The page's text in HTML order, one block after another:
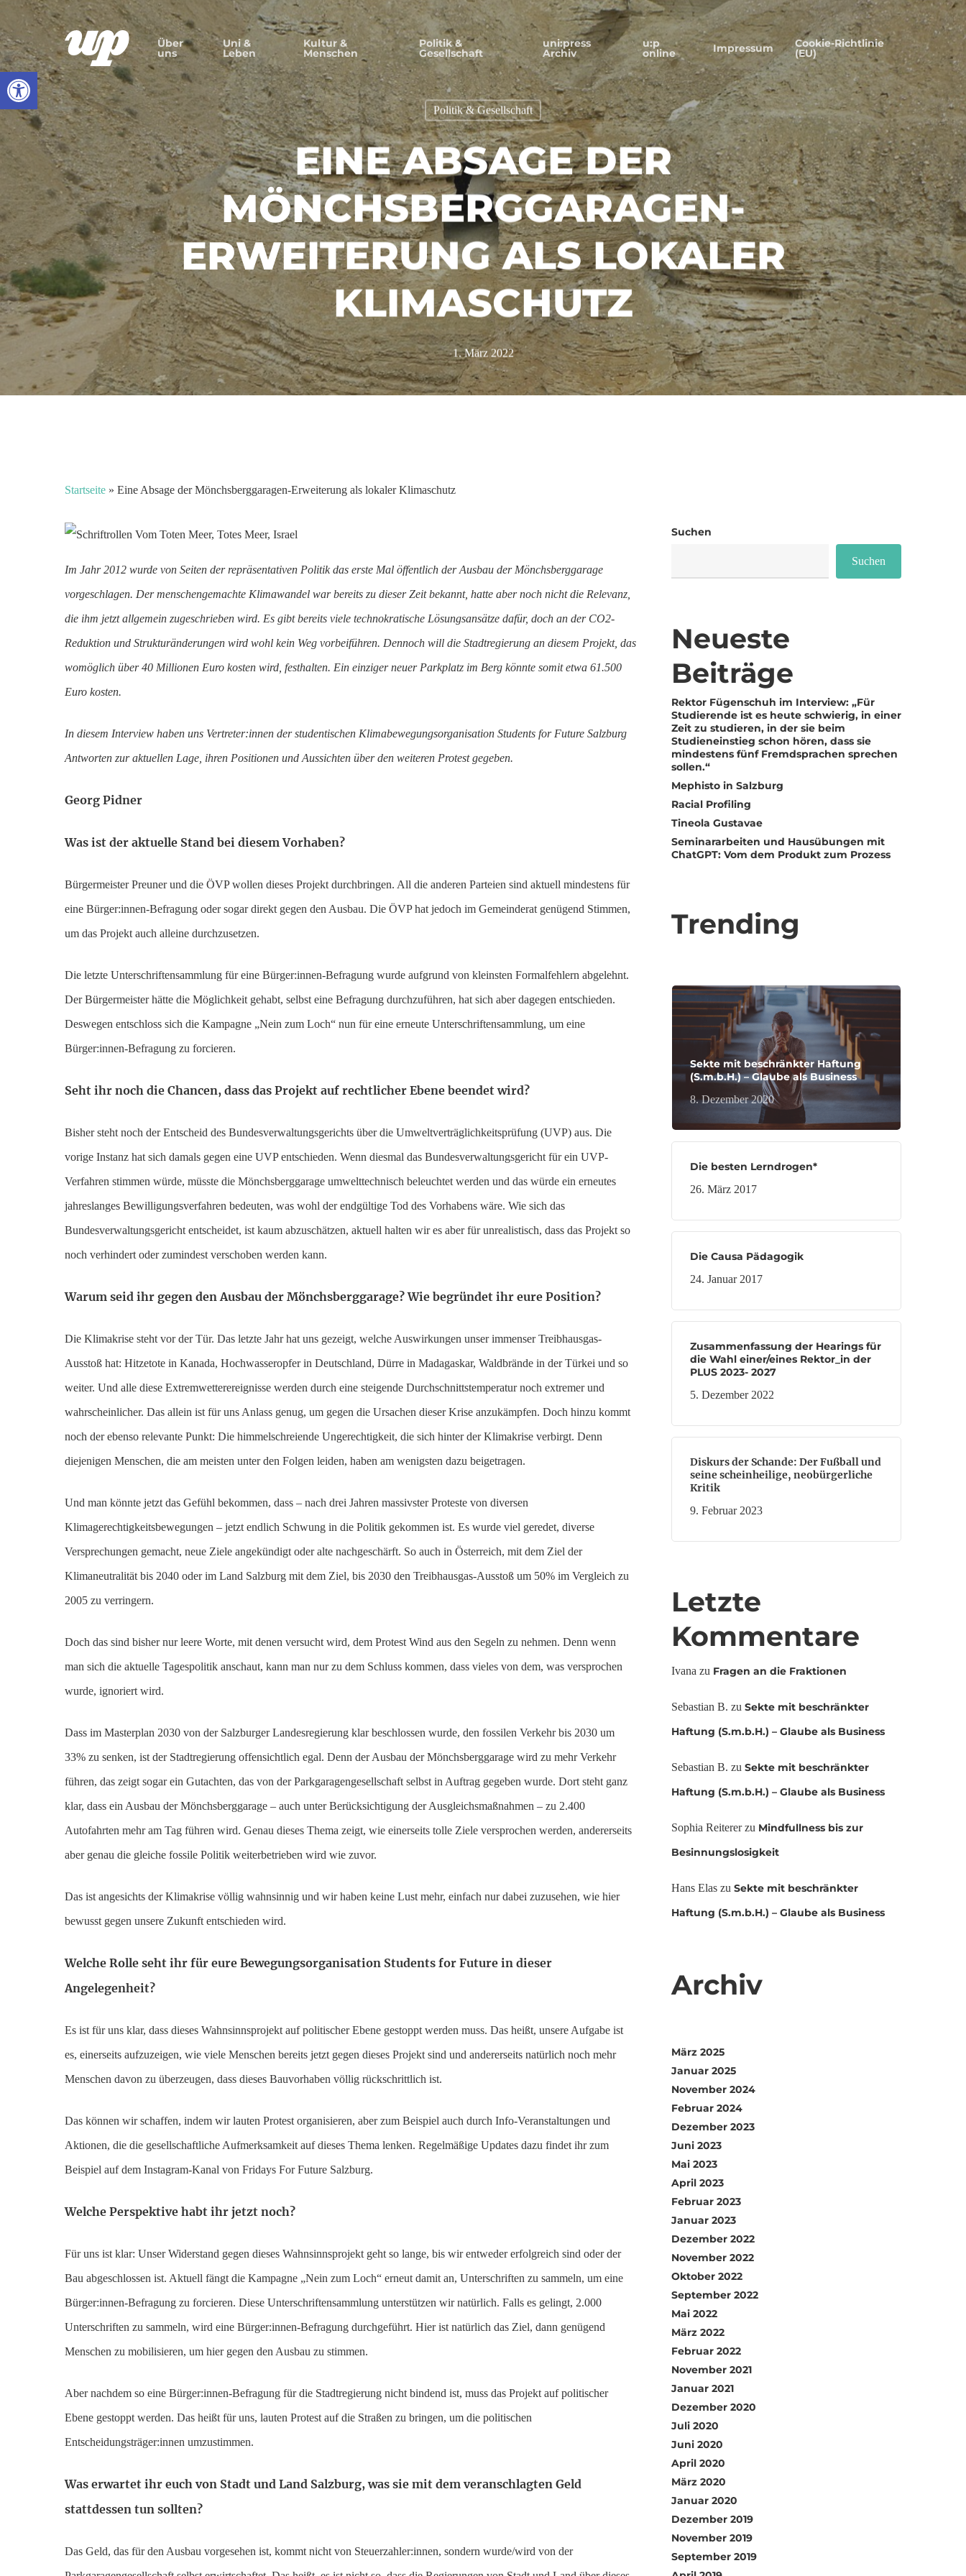
Werkzeugleiste öffnen
to
main
content
Über
uns
Uni &
Leben
Kultur &
Menschen
Politik &
Gesellschaft
uni:press
Archiv
u:p
online Impressum Cookie-Richtlinie
(EU)
Politik & Gesellschaft
EINE ABSAGE DER
MÖNCHSBERGGARAGEN-
ERWEITERUNG ALS LOKALER
KLIMASCHUTZ
1. März 2022
Startseite » Eine Absage der Mönchsberggaragen-Erweiterung als lokaler Klimaschutz
Im Jahr 2012 wurde von Seiten der repräsentativen Politik das erste Mal öffentlich der Ausbau der Mönchsberggarage
vorgeschlagen. Der menschengemachte Klimawandel war bereits zu dieser Zeit bekannt, hatte aber noch nicht die Relevanz,
die ihm jetzt allgemein zugeschrieben wird. Es gibt bereits viele technokratische Lösungsansätze dafür, doch an der CO2-
Reduktion und Strukturänderungen wird wohl kein Weg vorbeiführen. Dennoch will die Stadtregierung an diesem Projekt, das
womöglich über 40 Millionen Euro kosten wird, festhalten. Ein einziger neuer Parkplatz im Berg könnte somit etwa 61.500
Euro kosten.
In diesem Interview haben uns Vertreter:innen der studentischen Klimabewegungsorganisation Students for Future Salzburg
Antworten zur aktuellen Lage, ihren Positionen und Aussichten über den weiteren Protest gegeben.
Georg Pidner
Was ist der aktuelle Stand bei diesem Vorhaben?
Bürgermeister Preuner und die ÖVP wollen dieses Projekt durchbringen. All die anderen Parteien sind aktuell mindestens für
eine Bürger:innen-Befragung oder sogar direkt gegen den Ausbau. Die ÖVP hat jedoch im Gemeinderat genügend Stimmen,
um das Projekt auch alleine durchzusetzen.
Die letzte Unterschriftensammlung für eine Bürger:innen-Befragung wurde aufgrund von kleinsten Formalfehlern abgelehnt.
Der Bürgermeister hätte die Möglichkeit gehabt, selbst eine Befragung durchzuführen, hat sich aber dagegen entschieden.
Deswegen entschloss sich die Kampagne „Nein zum Loch“ nun für eine erneute Unterschriftensammlung, um eine
Bürger:innen-Befragung zu forcieren.
Seht ihr noch die Chancen, dass das Projekt auf rechtlicher Ebene beendet wird?
Bisher steht noch der Entscheid des Bundesverwaltungsgerichts über die Umweltverträglichkeitsprüfung (UVP) aus. Die
vorige Instanz hat sich damals gegen eine UVP entschieden. Wenn diesmal das Bundesverwaltungsgericht für ein UVP-
Verfahren stimmen würde, müsste die Mönchsberggarage umwelttechnisch beleuchtet werden und das würde ein erneutes
jahreslanges Bewilligungsverfahren bedeuten, was wohl der endgültige Tod des Vorhabens wäre. Wie sich das
Bundesverwaltungsgericht entscheidet, ist kaum abzuschätzen, aktuell halten wir es aber für unrealistisch, dass das Projekt so
noch verhindert oder zumindest verschoben werden kann.
Warum seid ihr gegen den Ausbau der Mönchsberggarage? Wie begründet ihr eure Position?
Die Klimakrise steht vor der Tür. Das letzte Jahr hat uns gezeigt, welche Auswirkungen unser immenser Treibhausgas-
Ausstoß hat: Hitzetote in Kanada, Hochwasseropfer in Deutschland, Dürre in Madagaskar, Waldbrände in der Türkei und so
weiter. Und alle diese Extremwetterereignisse werden durch eine steigende Durchschnittstemperatur noch extremer und
wahrscheinlicher. Das allein ist für uns Anlass genug, um gegen die Ursachen dieser Krise anzukämpfen. Doch hinzu kommt
noch der ebenso relevante Punkt: Die himmelschreiende Ungerechtigkeit, die sich hinter der Klimakrise verbirgt. Denn
diejenigen Menschen, die am meisten unter den Folgen leiden, haben am wenigsten dazu beigetragen.
Und man könnte jetzt das Gefühl bekommen, dass – nach drei Jahren massivster Proteste von diversen
Klimagerechtigkeitsbewegungen – jetzt endlich Schwung in die Politik gekommen ist. Es wurde viel geredet, diverse
Versprechungen gemacht, neue Ziele angekündigt oder alte nachgeschärft. So auch in Österreich, mit dem Ziel der
Klimaneutralität bis 2040 oder im Land Salzburg mit dem Ziel, bis 2030 den Treibhausgas-Ausstoß um 50% im Vergleich zu
2005 zu verringern.
Doch das sind bisher nur leere Worte, mit denen versucht wird, dem Protest Wind aus den Segeln zu nehmen. Denn wenn
man sich die aktuelle Tagespolitik anschaut, kann man nur zu dem Schluss kommen, dass vieles von dem, was versprochen
wurde, ignoriert wird.
Dass im Masterplan 2030 von der Salzburger Landesregierung klar beschlossen wurde, den fossilen Verkehr bis 2030 um
33% zu senken, ist der Stadtregierung offensichtlich egal. Denn der Ausbau der Mönchsberggarage wird zu mehr Verkehr
führen, das zeigt sogar ein Gutachten, das von der Parkgaragengesellschaft selbst in Auftrag gegeben wurde. Dort steht ganz
klar, dass ein Ausbau der Mönchsberggarage – auch unter Berücksichtigung der Ausgleichsmaßnahmen – zu 2.400
Autofahrten mehr am Tag führen wird. Genau dieses Thema zeigt, wie einerseits tolle Ziele versprochen werden, andererseits
aber genau die gleiche fossile Politik weiterbetrieben wird wie zuvor.
Das ist angesichts der Klimakrise völlig wahnsinnig und wir haben keine Lust mehr, einfach nur dabei zuzusehen, wie hier
bewusst gegen unsere Zukunft entschieden wird.
Welche Rolle seht ihr für eure Bewegungsorganisation Students for Future in dieser
Angelegenheit?
Es ist für uns klar, dass dieses Wahnsinnsprojekt auf politischer Ebene gestoppt werden muss. Das heißt, unsere Aufgabe ist
es, einerseits aufzuzeigen, wie viele Menschen bereits jetzt gegen dieses Projekt sind und andererseits natürlich noch mehr
Menschen davon zu überzeugen, dass dieses Bauvorhaben völlig rückschrittlich ist.
Das können wir schaffen, indem wir lauten Protest organisieren, aber zum Beispiel auch durch Info-Veranstaltungen und
Aktionen, die die gesellschaftliche Aufmerksamkeit auf dieses Thema lenken. Regelmäßige Updates dazu findet ihr zum
Beispiel auf dem Instagram-Kanal von Fridays For Future Salzburg.
Welche Perspektive habt ihr jetzt noch?
Für uns ist klar: Unser Widerstand gegen dieses Wahnsinnsprojekt geht so lange, bis wir entweder erfolgreich sind oder der
Bau abgeschlossen ist. Aktuell fängt die Kampagne „Nein zum Loch“ erneut damit an, Unterschriften zu sammeln, um eine
Bürger:innen-Befragung zu forcieren. Diese Unterschriftensammlung unterstützen wir natürlich. Falls es gelingt, 2.000
Unterschriften zu sammeln, wird eine Bürger:innen-Befragung durchgeführt. Hier ist natürlich das Ziel, dann genügend
Menschen zu mobilisieren, um hier gegen den Ausbau zu stimmen.
Aber nachdem so eine Bürger:innen-Befragung für die Stadtregierung nicht bindend ist, muss das Projekt auf politischer
Ebene gestoppt werden. Das heißt für uns, lauten Protest auf die Straßen zu bringen, um die politischen
Entscheidungsträger:innen umzustimmen.
Was erwartet ihr euch von Stadt und Land Salzburg, was sie mit dem veranschlagten Geld
stattdessen tun sollten?
Das Geld, das für den Ausbau vorgesehen ist, kommt nicht von Steuerzahler:innen, sondern wurde/wird von der
Suchen
Suchen
Neueste
Beiträge
Rektor Fügenschuh im Interview: „Für
Studierende ist es heute schwierig, in einer
Zeit zu studieren, in der sie beim
Studieneinstieg schon hören, dass sie
mindestens fünf Fremdsprachen sprechen
sollen.“
Mephisto in Salzburg
Racial Profiling
Tineola Gustavae
Seminararbeiten und Hausübungen mit
ChatGPT: Vom dem Produkt zum Prozess
Trending
Sekte mit beschränkter Haftung
(S.m.b.H.) – Glaube als Business
8. Dezember 2020
Die besten Lerndrogen*
26. März 2017
Die Causa Pädagogik
24. Januar 2017
Zusammenfassung der Hearings für
die Wahl einer/eines Rektor_in der
PLUS 2023- 2027
5. Dezember 2022
Diskurs der Schande: Der Fußball und
seine scheinheilige, neobürgerliche
Kritik
9. Februar 2023
Letzte
Kommentare
Ivana zu Fragen an die Fraktionen
Sebastian B. zu Sekte mit beschränkter
Haftung (S.m.b.H.) – Glaube als Business
Sebastian B. zu Sekte mit beschränkter
Haftung (S.m.b.H.) – Glaube als Business
Sophia Reitererzu Mindfullness bis zur
Besinnungslosigkeit
Hans Elaszu Sekte mit beschränkter
Haftung (S.m.b.H.) – Glaube als Business
Archiv
März 2025
Januar 2025
November 2024
Februar 2024
Dezember 2023
Juni 2023
Mai 2023
April 2023
Februar 2023
Januar 2023
Dezember 2022
November 2022
Oktober 2022
September 2022
Mai 2022
März 2022
Februar 2022
November 2021
Januar 2021
Dezember 2020
Juli 2020
Juni 2020
April 2020
März 2020
Januar 2020
Dezember 2019
November 2019
September 2019